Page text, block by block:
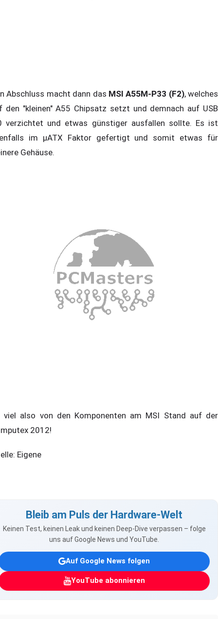
Abschluss macht dann das MSI A55M-P33 (F2), welches
den "kleinen" A55 Chipsatz setzt und demnach auf USB
verzichtet und etwas günstiger ausfallen sollte. Es ist
im µATX Faktor gefertigt und somit etwas für
Gehäuse.
viel also von den Komponenten am MSI Stand auf der
2012!
Eigene
Bleib am Puls der Hardware-Welt
Keinen Test, keinen Leak und keinen Deep-Dive verpassen – folge
uns auf Google News und YouTube.
Auf Google News folgen
YouTube abonnieren